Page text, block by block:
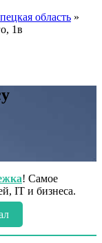
область »
1в
! Самое
IT и бизнеса.